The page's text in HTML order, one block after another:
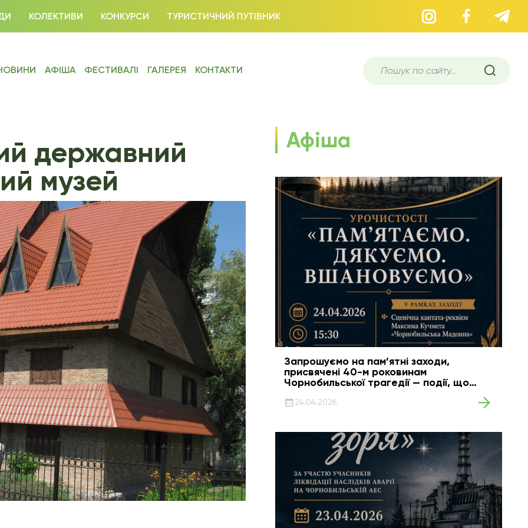
КОЛЕКТИВИ КОНКУРСИ ТУРИСТИЧНИЙ ПУТІВНИК
АФІША ФЕСТИВАЛІ ГАЛЕРЕЯ КОНТАКТИ
державний
музей
Афіша
Запрошуємо на пам’ятні заходи,
присвячені 40-м роковинам
Чорнобильської трагедії — події, що
світу
24.04.2026